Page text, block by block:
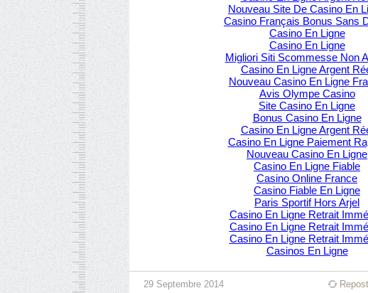
Nouveau Site De Casino En
Casino Français Bonus Sans
Casino En Ligne
Casino En Ligne
Migliori Siti Scommesse Non
Casino En Ligne Argent
Nouveau Casino En Ligne
Avis Olympe Casino
Site Casino En Ligne
Bonus Casino En Ligne
Casino En Ligne Argent
Casino En Ligne Paiement
Nouveau Casino En Ligne
Casino En Ligne Fiable
Casino Online France
Casino Fiable En Ligne
Paris Sportif Hors Arjel
Casino En Ligne Retrait
Casino En Ligne Retrait
Casino En Ligne Retrait
Casinos En Ligne
29 Septembre 2014 Repost